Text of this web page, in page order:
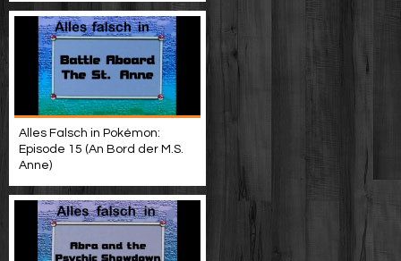
Alles Falsch in Pokémon:
Episode 15 (An Bord der M.S.
Anne)